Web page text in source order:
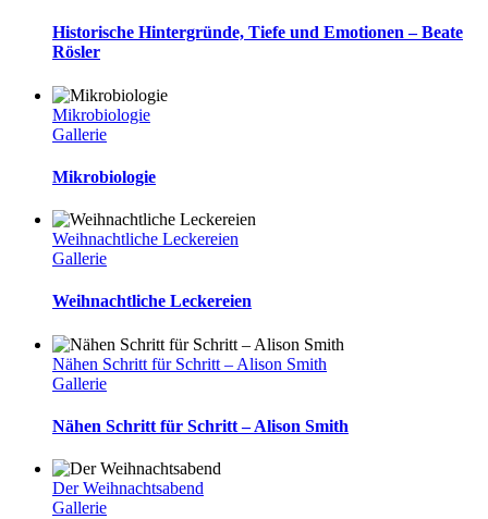
Historische Hintergründe, Tiefe und Emotionen – Beate
Rösler
Mikrobiologie
Gallerie
Mikrobiologie
Weihnachtliche Leckereien
Gallerie
Weihnachtliche Leckereien
Nähen Schritt für Schritt – Alison Smith
Gallerie
Nähen Schritt für Schritt – Alison Smith
Der Weihnachtsabend
Gallerie